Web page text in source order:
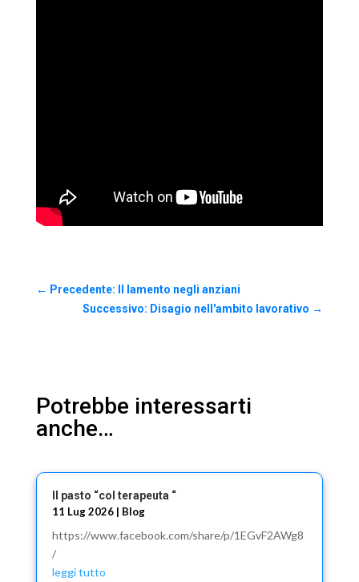
← Precedente: Il lamento negli anziani
Successivo: Disagio nell'ambito lavorativo →
Potrebbe interessarti
anche…
Il pasto “col terapeuta “
11 Lug 2026| Blog
https://www.facebook.com/share/p/1EGvF2AWg8
/
leggi tutto